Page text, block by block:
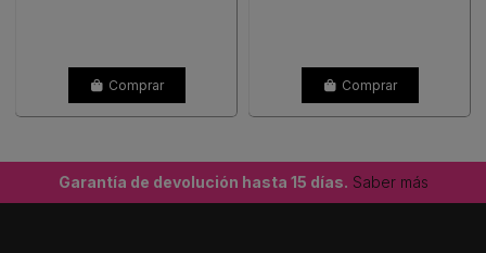
Comprar Comprar
Garantía de devolución hasta 15 días. Saber más